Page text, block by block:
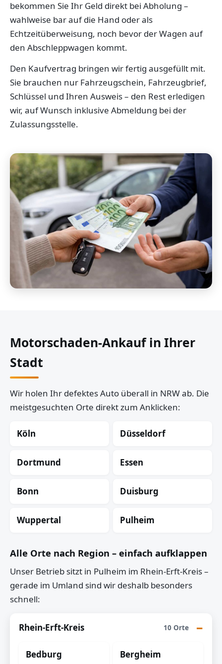
bekommen Sie Ihr Geld direkt bei Abholung –
wahlweise bar auf die Hand oder als
Echtzeitüberweisung, noch bevor der Wagen auf
den Abschleppwagen kommt.
Den Kaufvertrag bringen wir fertig ausgefüllt mit.
Sie brauchen nur Fahrzeugschein, Fahrzeugbrief,
Schlüssel und Ihren Ausweis – den Rest erledigen
wir, auf Wunsch inklusive Abmeldung bei der
Zulassungsstelle.
Motorschaden-Ankauf in Ihrer
Stadt
Wir holen Ihr defektes Auto überall in NRW ab. Die
meistgesuchten Orte direkt zum Anklicken:
Köln Düsseldorf
Dortmund Essen
Bonn Duisburg
Wuppertal Pulheim
Alle Orte nach Region – einfach aufklappen
Unser Betrieb sitzt in Pulheim im Rhein-Erft-Kreis –
gerade im Umland sind wir deshalb besonders
schnell:
Rhein-Erft-Kreis 10 Orte
Bedburg Bergheim